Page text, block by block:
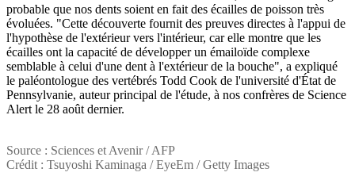
probable que nos dents soient en fait des écailles de poisson très
évoluées. "Cette découverte fournit des preuves directes à l'appui de
l'hypothèse de l'extérieur vers l'intérieur, car elle montre que les
écailles ont la capacité de développer un émailoïde complexe
semblable à celui d'une dent à l'extérieur de la bouche", a expliqué
le paléontologue des vertébrés Todd Cook de l'université d'État de
Pennsylvanie, auteur principal de l'étude, à nos confrères de Science
Alert le 28 août dernier.
Source : Sciences et Avenir / AFP
Crédit : Tsuyoshi Kaminaga / EyeEm / Getty Images